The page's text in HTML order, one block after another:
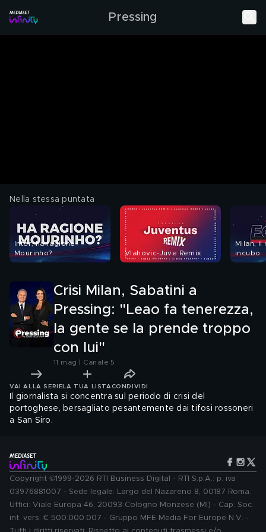
Pressing
Nella stessa puntata
Inter, ha ragione
Mourinho?
Vlahovic-Juve Remix
Milan, il
incubo
Crisi Milan, Sabatini a
Pressing: "Leao fa tenerezza,
la gente se la prende troppo
con lui"
11 mag | Canale 5
VAI ALLA SERIE LA TUA LISTA CONDIVIDI
Il giornalista si concentra sul periodo di crisi del
portoghese, bersagliato pesantemente dai tifosi rossoneri
a San Siro.
Copyright ©1999-2026 RTI Business Digital - RTI S.p.A.: p. iva
03976881007 - Sede legale: Largo del Nazareno 8, 00187 Roma.
Uffici: Viale Europa 46, 20093 Cologno Monzese (MI) - Cap. Soc.
int. vers. € 500.000.007 - Gruppo MFE Media For Europe N.V. -